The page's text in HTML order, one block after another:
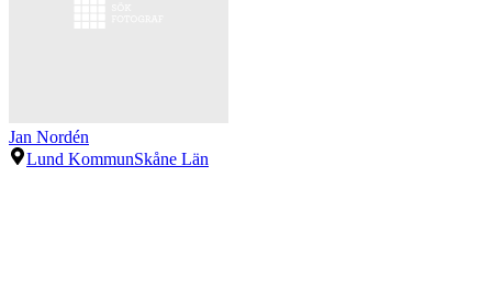
Jan Nordén
Lund KommunSkåne Län